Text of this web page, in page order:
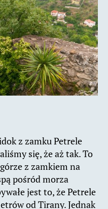
z zamku Petrele
się, że aż tak. To
z zamkiem na
pośród morza
jest to, że Petrele
od Tirany. Jednak